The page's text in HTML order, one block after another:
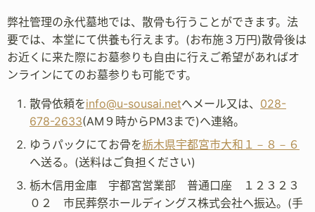
弊社管理の永代墓地では、散骨も行うことができます。法
要では、本堂にて供養も行えます。(お布施３万円)散骨後は
お近くに来た際にお墓参りも自由に行えご希望があればオ
ンラインにてのお墓参りも可能です。
散骨依頼をinfo@u-sousai.netへメール又は、 028-
678-2633(AM９時からPM3まで)へ連絡。
ゆうパックにてお骨を栃木県宇都宮市大和１－８－６
へ送る。(送料はご負担ください)
栃木信用金庫 宇都宮営業部 普通口座 １２３２３
０２ 市民葬祭ホールディングス株式会社へ振込。(手